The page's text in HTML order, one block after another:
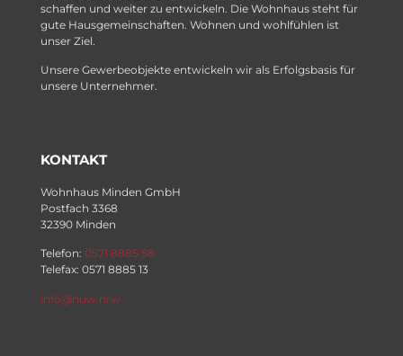
schaffen und weiter zu entwickeln. Die Wohnhaus steht für
gute Hausgemeinschaften. Wohnen und wohlfühlen ist
unser Ziel.
Unsere Gewerbeobjekte entwickeln wir als Erfolgsbasis für
unsere Unternehmer.
KONTAKT
Wohnhaus Minden GmbH
Postfach 3368
32390 Minden
Telefon: 0571 8885 58
Telefax: 0571 8885 13
info@huw.nrw